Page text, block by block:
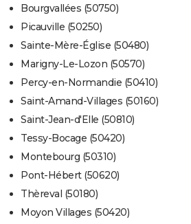
Bourgvallées (50750)
Picauville (50250)
Sainte-Mère-Église (50480)
Marigny-Le-Lozon (50570)
Percy-en-Normandie (50410)
Saint-Amand-Villages (50160)
Saint-Jean-d'Elle (50810)
Tessy-Bocage (50420)
Montebourg (50310)
Pont-Hébert (50620)
Thèreval (50180)
Moyon Villages (50420)